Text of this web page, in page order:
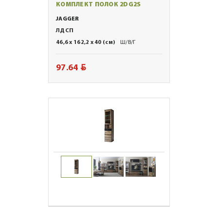
КОМПЛЕКТ ПОЛОК 2DG2S
JAGGER
ЛДСП
46,6 x 162,2 x 40 (см)
Ш/В/Г
97.64 BYN